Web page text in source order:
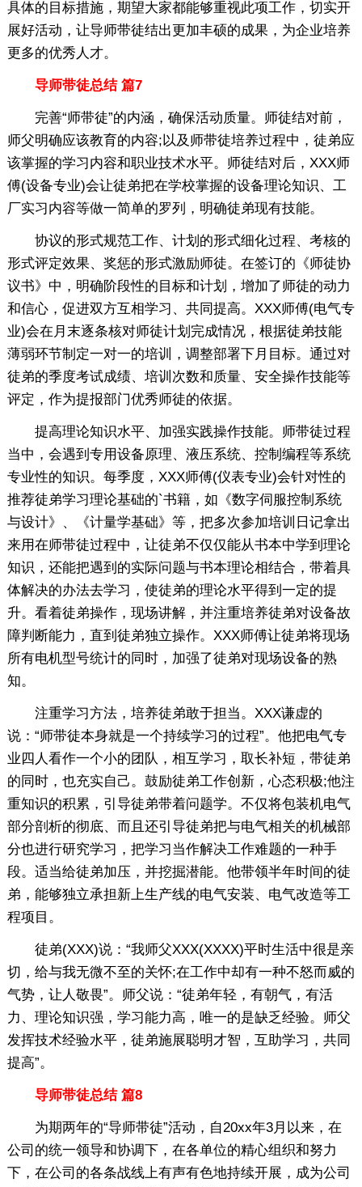
具体的目标措施，期望大家都能够重视此项工作，切实开
展好活动，让导师带徒结出更加丰硕的成果，为企业培养
更多的优秀人才。
导师带徒总结 篇7
完善“师带徒”的内涵，确保活动质量。师徒结对前，
师父明确应该教育的内容;以及师带徒培养过程中，徒弟应
该掌握的学习内容和职业技术水平。师徒结对后，XXX师
傅(设备专业)会让徒弟把在学校掌握的设备理论知识、工
厂实习内容等做一简单的罗列，明确徒弟现有技能。
协议的形式规范工作、计划的形式细化过程、考核的
形式评定效果、奖惩的形式激励师徒。在签订的《师徒协
议书》中，明确阶段性的目标和计划，增加了师徒的动力
和信心，促进双方互相学习、共同提高。XXX师傅(电气专
业)会在月末逐条核对师徒计划完成情况，根据徒弟技能
薄弱环节制定一对一的培训，调整部署下月目标。通过对
徒弟的季度考试成绩、培训次数和质量、安全操作技能等
评定，作为提报部门优秀师徒的依据。
提高理论知识水平、加强实践操作技能。师带徒过程
当中，会遇到专用设备原理、液压系统、控制编程等系统
专业性的知识。每季度，XXX师傅(仪表专业)会针对性的
推荐徒弟学习理论基础的`书籍，如《数字伺服控制系统
与设计》、《计量学基础》等，把多次参加培训日记拿出
来用在师带徒过程中，让徒弟不仅仅能从书本中学到理论
知识，还能把遇到的实际问题与书本理论相结合，带着具
体解决的办法去学习，使徒弟的理论水平得到一定的提
升。看着徒弟操作，现场讲解，并注重培养徒弟对设备故
障判断能力，直到徒弟独立操作。XXX师傅让徒弟将现场
所有电机型号统计的同时，加强了徒弟对现场设备的熟
知。
注重学习方法，培养徒弟敢于担当。XXX谦虚的
说：“师带徒本身就是一个持续学习的过程”。他把电气专
业四人看作一个小的团队，相互学习，取长补短，带徒弟
的同时，也充实自己。鼓励徒弟工作创新，心态积极;他注
重知识的积累，引导徒弟带着问题学。不仅将包装机电气
部分剖析的彻底、而且还引导徒弟把与电气相关的机械部
分也进行研究学习，把学习当作解决工作难题的一种手
段。适当给徒弟加压，并挖掘潜能。他带领半年时间的徒
弟，能够独立承担新上生产线的电气安装、电气改造等工
程项目。
徒弟(XXX)说：“我师父XXX(XXXX)平时生活中很是亲
切，给与我无微不至的关怀;在工作中却有一种不怒而威的
气势，让人敬畏”。师父说：“徒弟年轻，有朝气，有活
力、理论知识强，学习能力高，唯一的是缺乏经验。师父
发挥技术经验水平，徒弟施展聪明才智，互助学习，共同
提高”。
导师带徒总结 篇8
为期两年的“导师带徒”活动，自20xx年3月以来，在
公司的统一领导和协调下，在各单位的精心组织和努力
下，在公司的各条战线上有声有色地持续开展，成为公司